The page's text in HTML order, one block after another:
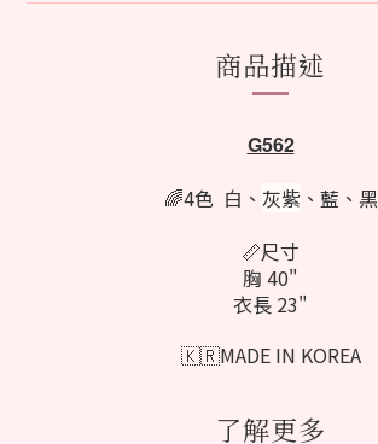
商品描述
G562
🌈4色 白、 灰紫、藍 、黑
📏尺寸
胸 40"
衣長 23"
🇰🇷MADE IN KOREA
了解更多